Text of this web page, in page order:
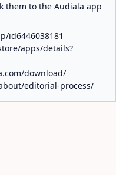
them to the Audiala app
id6446038181
apps/details?
download/
editorial-process/